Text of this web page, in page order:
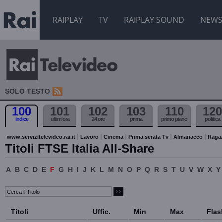
RAIPLAY TV RAIPLAY SOUND NEWS
SOLO TESTO
100
indice
101
ultim'ora
102
24 ore
103
prima
110
primo piano
120
politica
www.servizitelevideo.rai.it Lavoro Cinema Prima serata Tv Almanacco
Titoli FTSE Italia All-Share
A B C D E F G H I J K L M N O P Q R S T U V W X Y
Titoli Uffic. Min Max